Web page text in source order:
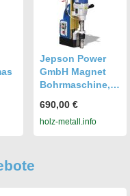
Jepson Power
GmbH Magnet
Bohrmaschine,
chine Jepson
Magpro 35
690,00 €
holz-metall.info